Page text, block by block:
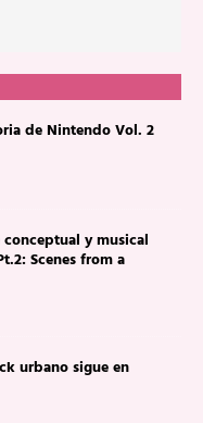
de Nintendo Vol. 2
y musical
Scenes from a
urbano sigue en